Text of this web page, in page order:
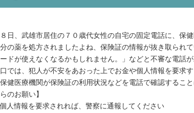
日、武雄市居住の７０歳代女性の自宅の固定電話に、保
の薬を処方されましたよね、保険証の情報が抜き取られ
ドが使えなくなるかもしれません。」などと不審な電話が
では、犯人が不安をあおった上でお金や個人情報を要求す
健医療機関が保険証の利用状況などを電話で確認すること
のお願い】
人情報を要求されれば、警察に通報してください